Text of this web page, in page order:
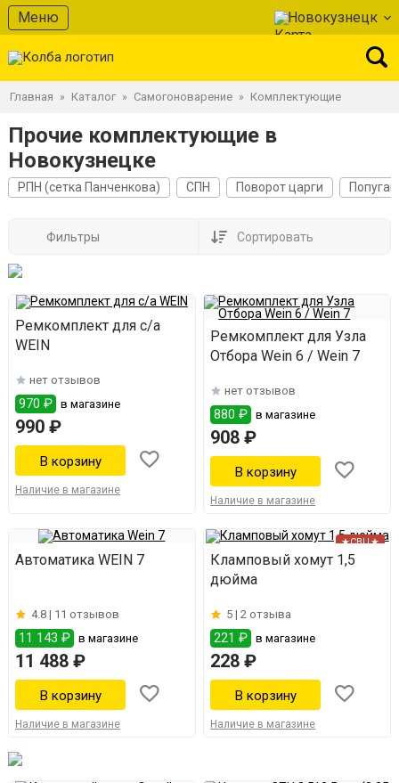
Меню Новокузнецк
Главная » Каталог » Самогоноварение » Комплектующие
Прочие комплектующие в
Новокузнецке
РПН (сетка Панченкова) СПН Поворот царги Попугай
Фильтры Сортировать
Ремкомплект для с/а
WEIN
нет отзывов
970 ₽ в магазине
990 ₽
Наличие в магазине
Ремкомплект для Узла
Отбора Wein 6 / Wein 7
нет отзывов
880 ₽ в магазине
908 ₽
Наличие в магазине
Автоматика WEIN 7
4.8 | 11 отзывов
11 143 ₽ в магазине
11 488 ₽
Наличие в магазине
★СВЦ★
Кламповый хомут 1,5
дюйма
5 |2 отзыва
221 ₽ в магазине
228 ₽
Наличие в магазине